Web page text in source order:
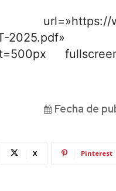
2025.pdf»
Fecha de
X Pinterest